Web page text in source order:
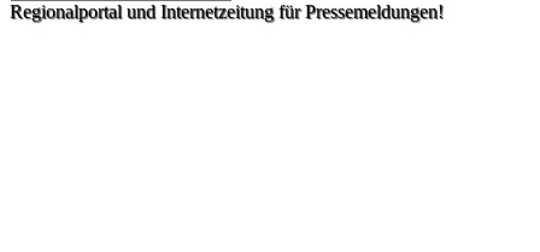
Regionalportal und Internetzeitung für Pressemeldungen!